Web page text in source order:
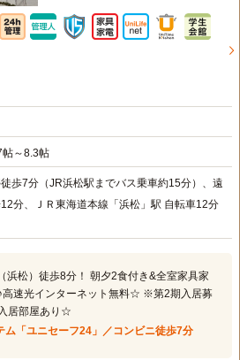
帖～8.3帖
歩7分（JR浜松駅までバス乗車約15分）、遠
分、ＪＲ東海道本線「浜松」駅 自転車12分
浜松）徒歩8分！ 朝夕2食付き&全室家具家
高速光インターネット無料☆ ※第2期入居募
居部屋あり☆
ム「ユニセーフ24」／コンビニ徒歩7分